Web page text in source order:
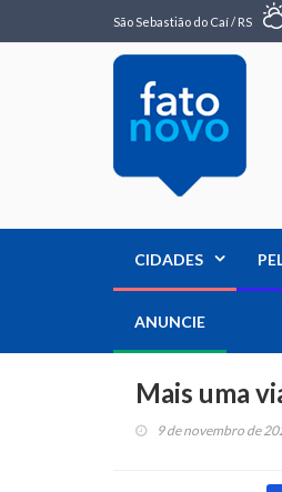
São Sebastião do Caí / RS
CIDADES
ANUNCIE
Mais uma
9 de novembro de